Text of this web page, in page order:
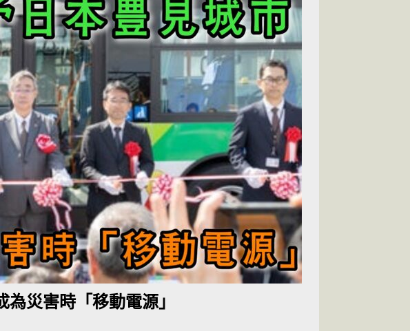
交通評論
勁過謝拉特
都要硬哽到
政策
唔止話之
災害時「移動電源」